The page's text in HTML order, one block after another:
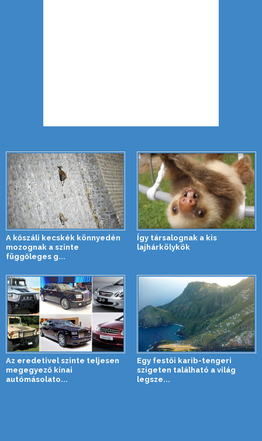
A kőszáli kecskék könnyedén
mozognak a szinte
függőleges g...
Így társalognak a kis
lajhárkölykök
Az eredetivel szinte teljesen
megegyező kínai
autómásolato...
Egy festői karib-tengeri
szigeten található a világ
legsze...